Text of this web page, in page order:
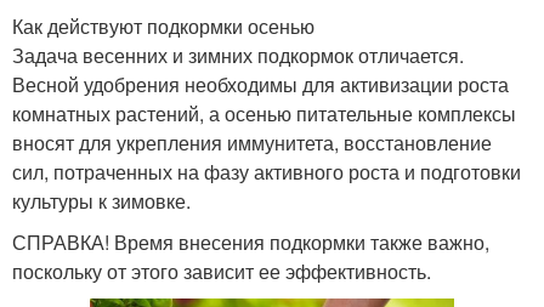
Цвета для спальни Требования к цветам
Съедобные цвета
Цвета для темной
комнаты
Комнатный цветок
Как действуют подкормки осенью
Задача весенних и зимних подкормок отличается.
Весной удобрения необходимы для активизации роста
комнатных растений, а осенью питательные комплексы
вносят для укрепления иммунитета, восстановление
сил, потраченных на фазу активного роста и подготовки
культуры к зимовке.
СПРАВКА! Время внесения подкормки также важно,
поскольку от этого зависит ее эффективность.